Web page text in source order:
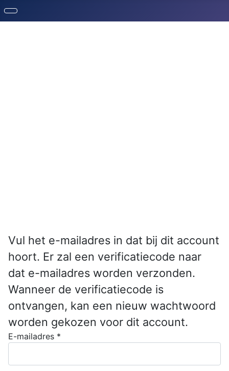
Vul het e-mailadres in dat bij dit account
hoort. Er zal een verificatiecode naar
dat e-mailadres worden verzonden.
Wanneer de verificatiecode is
ontvangen, kan een nieuw wachtwoord
worden gekozen voor dit account.
E-mailadres *